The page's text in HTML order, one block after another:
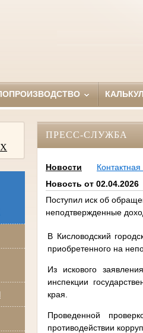
ПРЕСС-СЛУЖБА
Новости
Новость от 02.04.2026
Поступил иск об
неподтвержденные
В Кисловодский
приобретенного на
Из искового
инспекции
края.
Проведенной
противодействии